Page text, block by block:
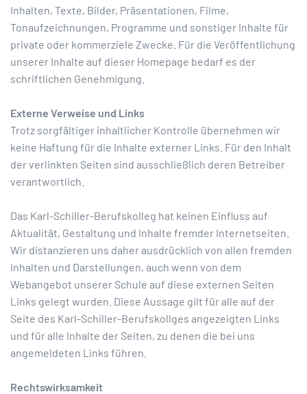
Inhalten, Texte, Bilder, Präsentationen, Filme,
Tonaufzeichnungen, Programme und sonstiger Inhalte für
private oder kommerziele Zwecke. Für die Veröffentlichung
unserer Inhalte auf dieser Homepage bedarf es der
schriftlichen Genehmigung.
Externe Verweise und Links
Trotz sorgfältiger inhaltlicher Kontrolle übernehmen wir
keine Haftung für die Inhalte externer Links. Für den Inhalt
der verlinkten Seiten sind ausschließlich deren Betreiber
verantwortlich.
Das Karl-Schiller-Berufskolleg hat keinen Einfluss auf
Aktualität, Gestaltung und Inhalte fremder Internetseiten.
Wir distanzieren uns daher ausdrücklich von allen fremden
Inhalten und Darstellungen, auch wenn von dem
Webangebot unserer Schule auf diese externen Seiten
Links gelegt wurden. Diese Aussage gilt für alle auf der
Seite des Karl-Schiller-Berufskollges angezeigten Links
und für alle Inhalte der Seiten, zu denen die bei uns
angemeldeten Links führen.
Rechtswirksamkeit